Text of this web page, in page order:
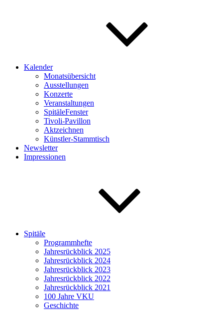
Kalender
Monatsübersicht
Ausstellungen
Konzerte
Veranstaltungen
SpitäleFenster
Tivoli-Pavillon
Aktzeichnen
Künstler-Stammtisch
Newsletter
Impressionen
Spitäle
Programmhefte
Jahresrückblick 2025
Jahresrückblick 2024
Jahresrückblick 2023
Jahresrückblick 2022
Jahresrückblick 2021
100 Jahre VKU
Geschichte